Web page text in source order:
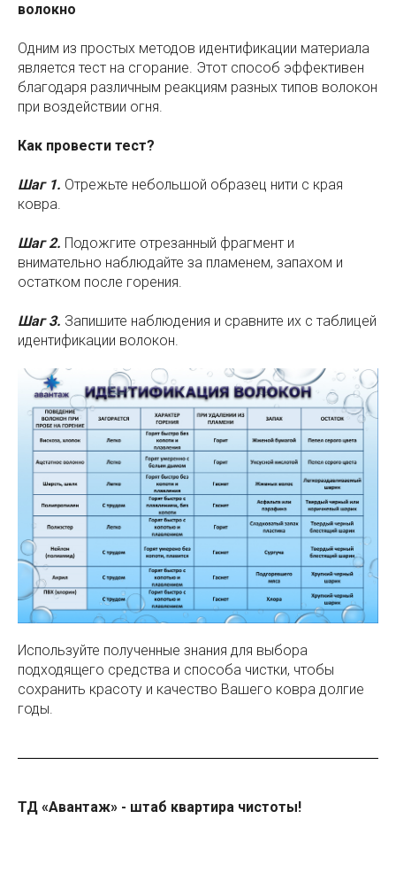
волокно
Одним из простых методов идентификации материала
является тест на сгорание. Этот способ эффективен
благодаря различным реакциям разных типов волокон
при воздействии огня.
Как провести тест?
Шаг 1. Отрежьте небольшой образец нити с края
ковра.
Шаг 2. Подожгите отрезанный фрагмент и
внимательно наблюдайте за пламенем, запахом и
остатком после горения.
Шаг 3. Запишите наблюдения и сравните их с таблицей
идентификации волокон.
Используйте полученные знания для выбора
подходящего средства и способа чистки, чтобы
сохранить красоту и качество Вашего ковра долгие
годы.
ТД «Авантаж» - штаб квартира чистоты!